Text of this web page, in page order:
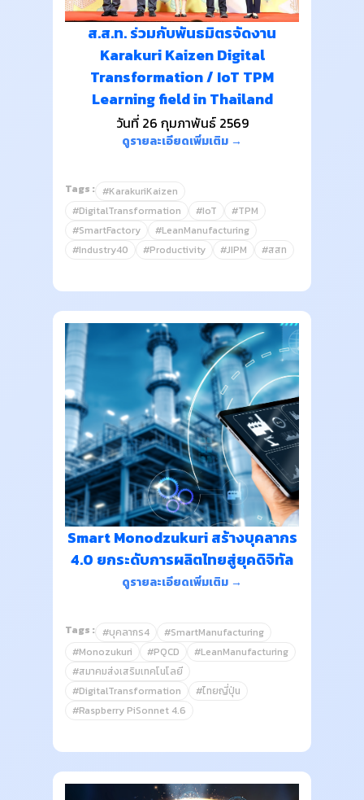
ส.ส.ท. ร่วมกับพันธมิตรจัดงาน
Karakuri Kaizen Digital
Transformation / IoT TPM
Learning field in Thailand
วันที่ 26 กุมภาพันธ์ 2569
ดูรายละเอียดเพิ่มเติม →
Tags : #KarakuriKaizen
#DigitalTransformation
#IoT
#TPM
#SmartFactory
#LeanManufacturing
#Industry40
#Productivity #JIPM #สสท
Smart Monodzukuri สร้างบุคลากร
4.0 ยกระดับการผลิตไทยสู่ยุคดิจิทัล
ดูรายละเอียดเพิ่มเติม →
Tags : #บุคลากร4
#SmartManufacturing
#Monozukuri
#PQCD
#LeanManufacturing
#สมาคมส่งเสริมเทคโนโลยี
#DigitalTransformation
#ไทยญี่ปุ่น
#Raspberry PiSonnet 4.6